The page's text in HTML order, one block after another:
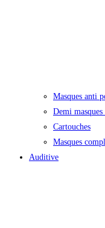
Masques anti
Demi masques
Cartouches
Masques
Auditive